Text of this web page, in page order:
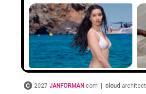
2027 JANFORMAN .com | cloud architect